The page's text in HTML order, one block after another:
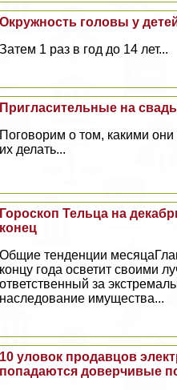
Окружность головы у
Затем 1 раз в год до 14 лет...
Пригласительные на
Поговорим о том, какими
их делать...
Гороскоп Тельца на
конец
Общие тенденции
концу года осветит своими
ответственный за
наследование имущества...
10 уловок продавцов
попадаются доверчивые